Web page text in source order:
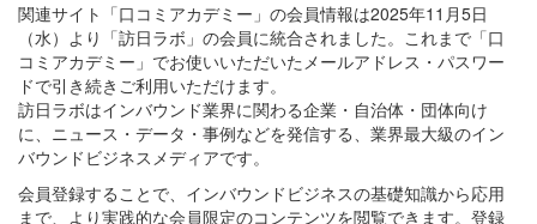
替
え
関連サイト「口コミアカデミー」の会員情報は2025年11月5日
（水）より「訪日ラボ」の会員に統合されました。これまで「口
コミアカデミー」でお使いいただいたメールアドレス・パスワー
ドで引き続きご利用いただけます。
訪日ラボはインバウンド業界に関わる企業・自治体・団体向け
に、ニュース・データ・事例などを発信する、業界最大級のイン
バウンドビジネスメディアです。
会員登録することで、インバウンドビジネスの基礎知識から応用
まで、より実践的な会員限定のコンテンツを閲覧できます。登録